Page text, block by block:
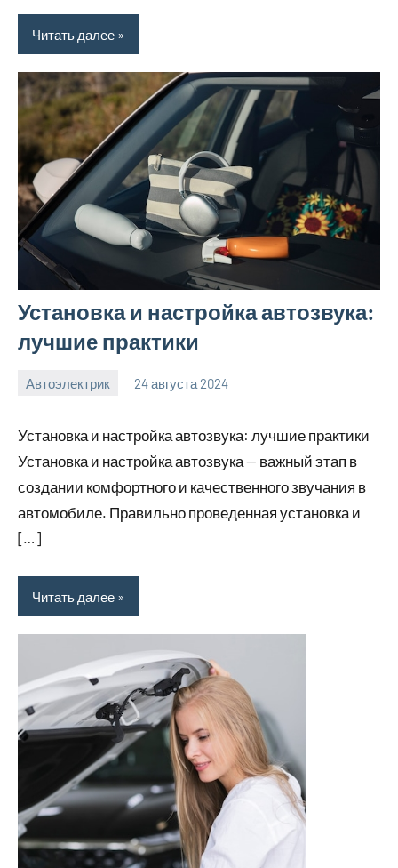
Читать далее
Установка и настройка автозвука:
лучшие практики
Автоэлектрик 24 августа 2024
Установка и настройка автозвука: лучшие практики
Установка и настройка автозвука — важный этап в
создании комфортного и качественного звучания в
автомобиле. Правильно проведенная установка и
[…]
Читать далее